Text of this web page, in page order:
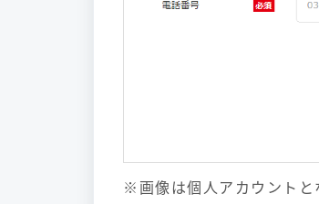
※画像は個人アカウントと